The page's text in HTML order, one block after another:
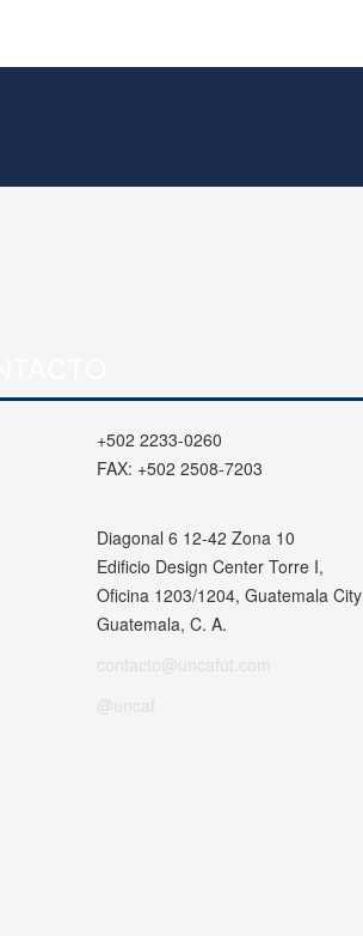
+502 2233-0260
FAX: +502 2508-7203
Diagonal 6 12-42 Zona 10
Edificio Design Center Torre I,
Oficina 1203/1204, Guatemala City
Guatemala, C. A.
contacto@uncafut.com
@uncaf